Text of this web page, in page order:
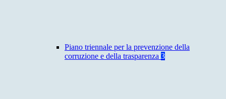
Piano triennale per la prevenzione della
corruzione e della trasparenza 3